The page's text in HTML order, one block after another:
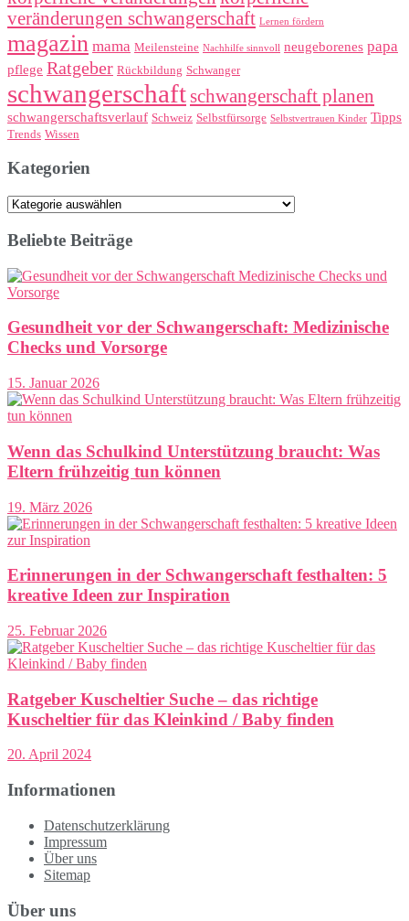
veränderungen schwangerschaft Lernen fördern
magazin mama Meilensteine Nachhilfe sinnvoll neugeborenes papa
pflege Ratgeber Rückbildung Schwanger
schwangerschaftschwangerschaft planen
schwangerschaftsverlauf Schweiz Selbstfürsorge Selbstvertrauen Kinder Tipps
Trends Wissen
Kategorien
Kategorien
Beliebte Beiträge
Gesundheit vor der Schwangerschaft: Medizinische
Checks und Vorsorge
15. Januar 2026
Wenn das Schulkind Unterstützung braucht: Was
Eltern frühzeitig tun können
19. März 2026
Erinnerungen in der Schwangerschaft festhalten: 5
kreative Ideen zur Inspiration
25. Februar 2026
Ratgeber Kuscheltier Suche – das richtige
Kuscheltier für das Kleinkind / Baby finden
20. April 2024
Informationen
Datenschutzerklärung
Impressum
Über uns
Sitemap
Über uns